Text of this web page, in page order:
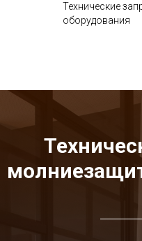
Технические
оборудования